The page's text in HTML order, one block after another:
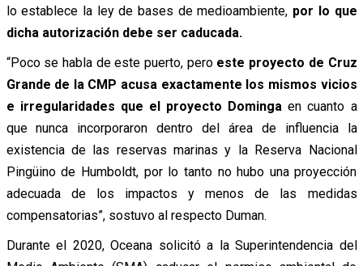
lo establece la ley de bases de medioambiente, por lo que
dicha autorización debe ser caducada.
“Poco se habla de este puerto, peroeste proyecto de Cruz
Grande de la CMP acusa exactamente los mismos vicios
e irregularidades que el proyecto Dominga en cuanto a
que nunca incorporaron dentro del área de influencia la
existencia de las reservas marinas y la Reserva Nacional
Pingüino de Humboldt, por lo tanto no hubo una proyección
adecuada de los impactos y menos de las medidas
compensatorias”, sostuvo al respecto Duman.
Durante el 2020, Oceana solicitó a la Superintendencia del